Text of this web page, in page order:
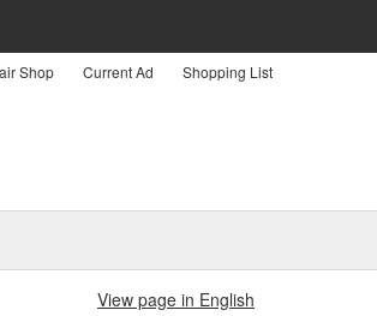
Shop Current Ad Shopping List
View page in English